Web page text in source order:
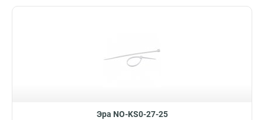
Эра NO-KS0-27-25